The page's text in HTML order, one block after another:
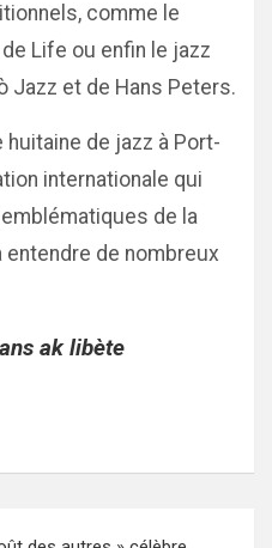
comme le
Life ou enfin le jazz
Jazz et de Hans Peters.
huitaine de jazz à Port-
internationale qui
de la
de nombreux
ak libète